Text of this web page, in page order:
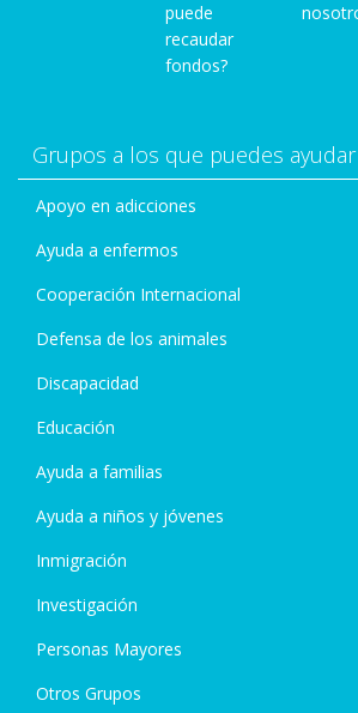
puede
recaudar
fondos?
Grupos a los que puedes
Apoyo en adicciones
Ayuda a enfermos
Cooperación Internacional
Defensa de los animales
Discapacidad
Educación
Ayuda a familias
Ayuda a niños y jóvenes
Inmigración
Investigación
Personas Mayores
Otros Grupos